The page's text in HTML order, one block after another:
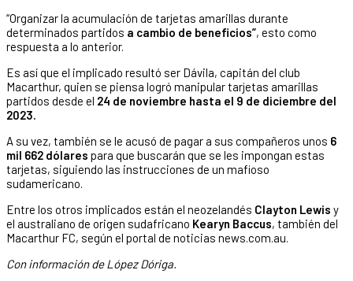
“Organizar la acumulación de tarjetas amarillas durante
determinados partidos a cambio de beneficios”, esto como
respuesta a lo anterior.
Es así que el implicado resultó ser Dávila, capitán del club
Macarthur, quien se piensa logró manipular tarjetas amarillas
partidos desde el 24 de noviembre hasta el 9 de diciembre del
2023.
A su vez, también se le acusó de pagar a sus compañeros unos 6
mil 662 dólares para que buscarán que se les impongan estas
tarjetas, siguiendo las instrucciones de un mafioso
sudamericano.
Entre los otros implicados están el neozelandés Clayton Lewis y
el australiano de origen sudafricano Kearyn Baccus, también del
Macarthur FC, según el portal de noticias news.com.au.
Con información de López Dóriga.